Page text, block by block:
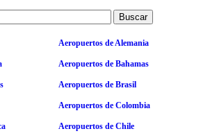
Aeropuertos de Alemania
Aeropuertos de Bahamas
Aeropuertos de Brasil
Aeropuertos de Colombia
Aeropuertos de Chile